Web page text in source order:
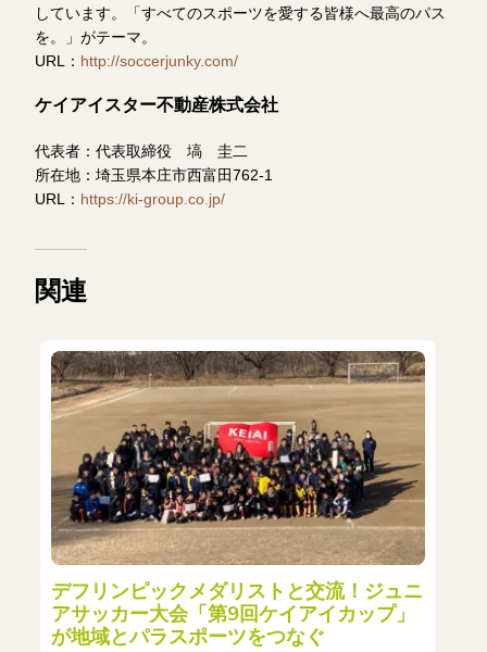
しています。「すべてのスポーツを愛する皆様へ最高のパス
を。」がテーマ。
URL： http://soccerjunky.com/
ケイアイスター不動産株式会社
代表者：代表取締役 塙 圭二
所在地：埼玉県本庄市西富田762-1
URL： https://ki-group.co.jp/
関連
デフリンピックメダリストと交流！ジュニ
アサッカー大会「第9回ケイアイカップ」
が地域とパラスポーツをつなぐ